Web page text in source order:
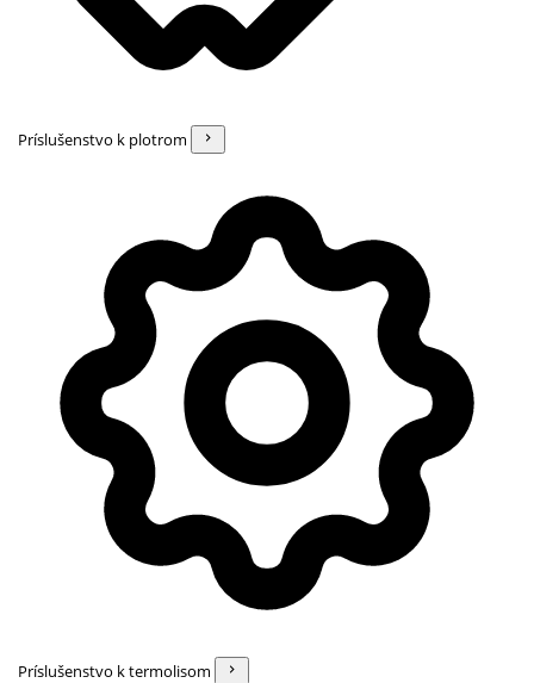
Príslušenstvo k plotrom
Príslušenstvo k termolisom